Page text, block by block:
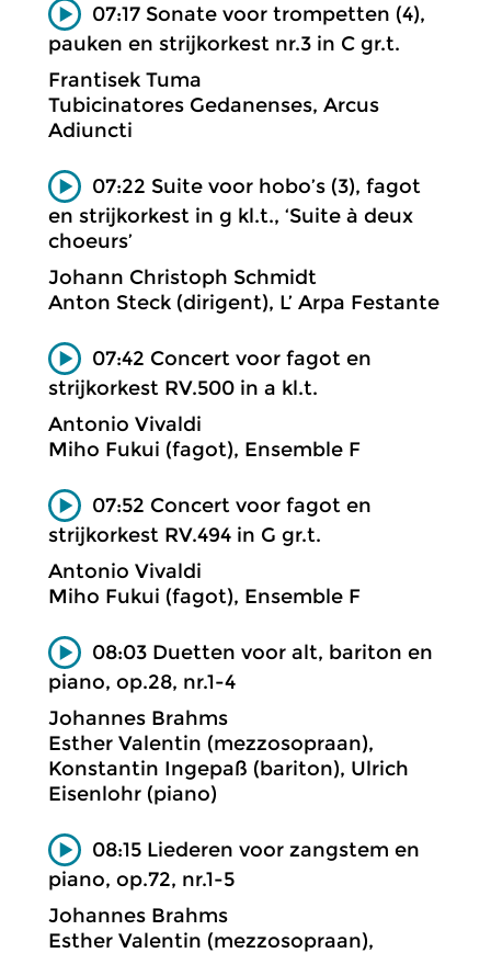
07:17 Sonate voor trompetten (4),
pauken en strijkorkest nr.3 in C gr.t.
Frantisek Tuma
Tubicinatores Gedanenses, Arcus
Adiuncti
07:22 Suite voor hobo’s (3), fagot
en strijkorkest in g kl.t., ‘Suite à deux
choeurs’
Johann Christoph Schmidt
Anton Steck (dirigent), L’ Arpa Festante
07:42 Concert voor fagot en
strijkorkest RV.500 in a kl.t.
Antonio Vivaldi
Miho Fukui (fagot), Ensemble F
07:52 Concert voor fagot en
strijkorkest RV.494 in G gr.t.
Antonio Vivaldi
Miho Fukui (fagot), Ensemble F
08:03 Duetten voor alt, bariton en
piano, op.28, nr.1-4
Johannes Brahms
Esther Valentin (mezzosopraan),
Konstantin Ingepaß (bariton), Ulrich
Eisenlohr (piano)
08:15 Liederen voor zangstem en
piano, op.72, nr.1-5
Johannes Brahms
Esther Valentin (mezzosopraan),